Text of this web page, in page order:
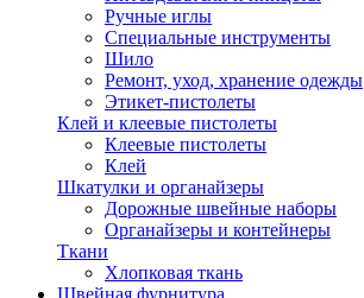
Ручные иглы
Специальные инструменты
Шило
Ремонт, уход, хранение одежды
Этикет-пистолеты
Клей и клеевые пистолеты
Клеевые пистолеты
Клей
Шкатулки и органайзеры
Дорожные швейные наборы
Органайзеры и контейнеры
Ткани
Хлопковая ткань
Швейная фурнитура